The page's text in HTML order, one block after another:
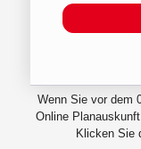
Wenn Sie vor dem
Online
Klicken Sie